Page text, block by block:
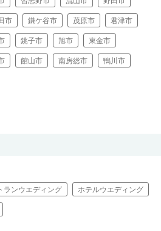
市 鎌ケ谷市 茂原市 君津市
銚子市 旭市 東金市
館山市 南房総市 鴨川市
ランウエディング ホテルウエディング